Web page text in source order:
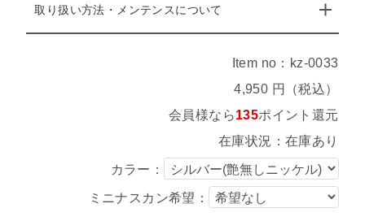
取り扱い方法・メンテンスについて
Item no：kz-0033
4,950 円（税込）
会員様なら135ポイント還元
在庫状況：在庫あり
カラー
ミニナスカン希望